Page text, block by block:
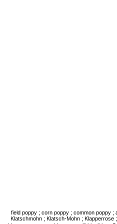
field poppy ; corn poppy ; common poppy ;
Klatschmohn ; Klatsch-Mohn ;